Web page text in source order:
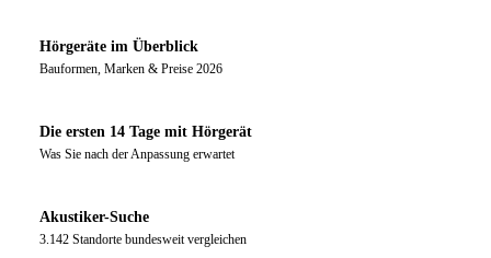
Hörgeräte im Überblick
Bauformen, Marken & Preise 2026
Die ersten 14 Tage mit Hörgerät
Was Sie nach der Anpassung erwartet
Akustiker-Suche
3.142 Standorte bundesweit vergleichen